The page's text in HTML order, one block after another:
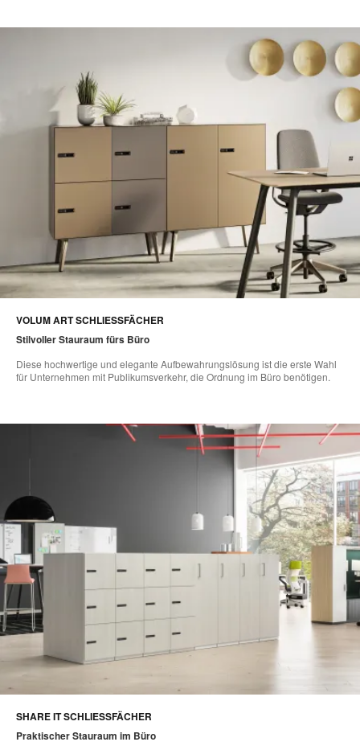
VOLUM ART SCHLIESSFÄCHER​
Stilvoller Stauraum fürs Büro
Diese hochwertige und elegante Aufbewahrungslösung ist die erste Wahl
für Unternehmen mit Publikumsverkehr, die Ordnung im Büro benötigen.
SHARE IT SCHLIESSFÄCHER
Praktischer Stauraum im Büro